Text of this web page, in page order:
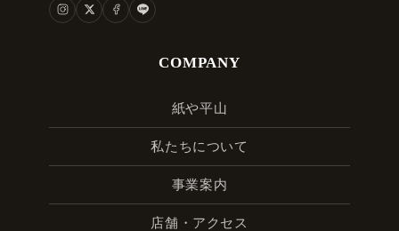
COMPANY
紙や平山
私たちについて
事業案内
店舗・アクセス